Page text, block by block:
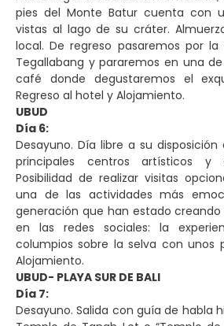
pies del Monte Batur cuenta con
vistas al lago de su cráter.
local. De regreso pasaremos por
Tegallabang y pararemos en una
café donde degustaremos el
Regreso al hotel y Alojamiento.
UBUD
Día 6:
Desayuno. Día libre a su
principales centros artísticos y
Posibilidad de realizar visitas
una de las actividades más
generación que han estado
en las redes sociales: la
columpios sobre la selva con unos
Alojamiento.
UBUD- PLAYA SUR DE BALI
Día 7:
Desayuno. Salida con guía de habla